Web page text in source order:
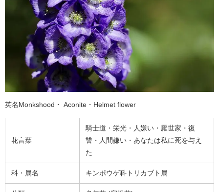
英名Monkshood・ Aconite・Helmet flower
花言葉
騎士道・栄光・人嫌い・厭世家・復
讐・人間嫌い・あなたは私に死を与え
た
科・属名 キンポウゲ科トリカブト属